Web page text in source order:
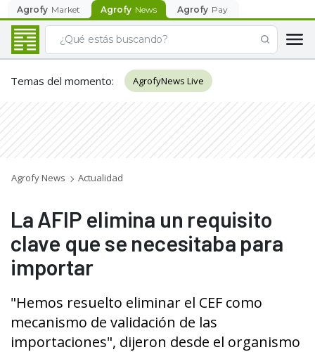
Agrofy Market Agrofy News Agrofy Pay
Temas del momento: AgrofyNews Live
Agrofy News Actualidad
La AFIP elimina un requisito
clave que se necesitaba para
importar
"Hemos resuelto eliminar el CEF como
mecanismo de validación de las
importaciones", dijeron desde el organismo